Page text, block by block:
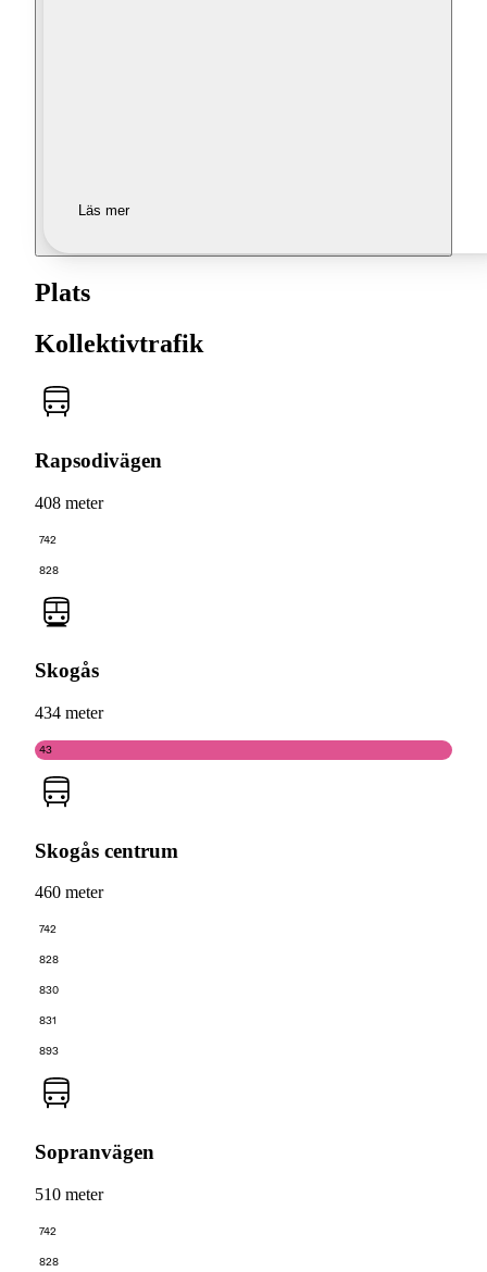
Läs mer
Plats
Kollektivtrafik
Rapsodivägen
408 meter
742
828
Skogås
434 meter
43
Skogås centrum
460 meter
742
828
830
831
893
Sopranvägen
510 meter
742
828